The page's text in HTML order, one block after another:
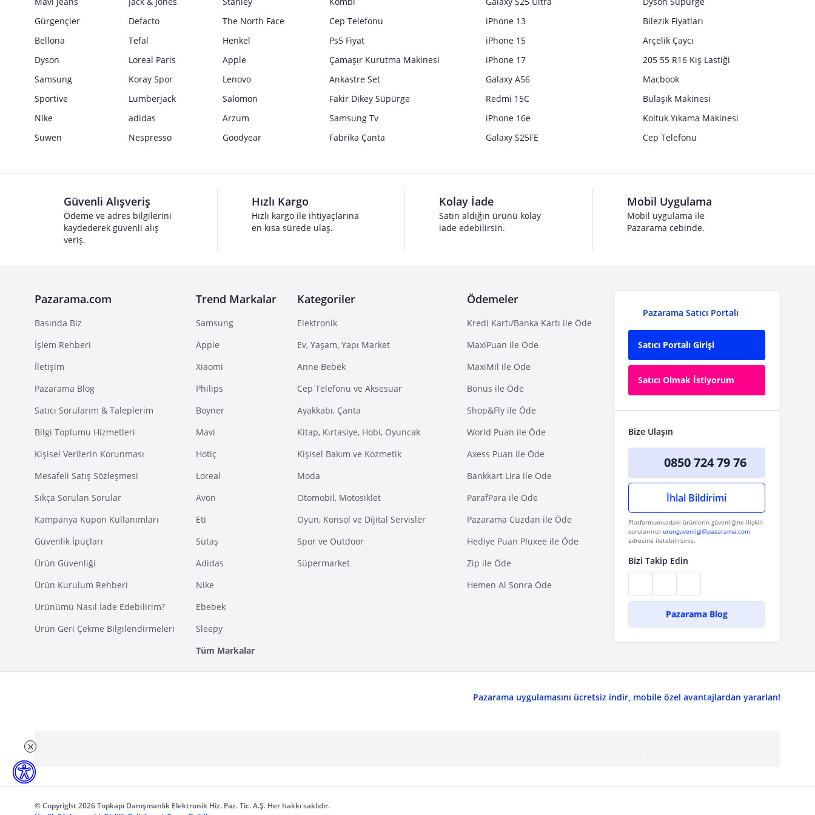
Gürgençler
Defacto
The North Face
Bellona
Tefal
Henkel
Dyson
Loreal Paris
Apple
Samsung
Koray Spor
Lenovo
Sportive
Lumberjack
Salomon
Nike
adidas
Arzum
Suwen
Nespresso Goodyear
Cep Telefonu
Ps5 Fiyat
Çamaşır Kurutma Makinesi
Ankastre Set
Fakir Dikey Süpürge
Samsung Tv
Fabrika Çanta
iPhone 13
iPhone 15
iPhone 17
Galaxy A56
Redmi 15C
iPhone 16e
Galaxy S25FE
Bilezik Fiyatları
Arçelik Çaycı
205 55 R16 Kış Lastiği
Macbook
Bulaşık Makinesi
Koltuk Yıkama Makinesi
Cep Telefonu
Güvenli Alışveriş
Ödeme ve adres bilgilerini
kaydederek güvenli alış
veriş.
Hızlı Kargo
Hızlı kargo ile ihtiyaçlarına
en kısa sürede ulaş.
Kolay İade
Satın aldığın ürünü kolay
iade edebilirsin.
Mobil Uygulama
Mobil uygulama ile
Pazarama cebinde.
Pazarama.com
Basında Biz
İşlem Rehberi
İletişim
Pazarama Blog
Satıcı Sorularım & Taleplerim
Bilgi Toplumu Hizmetleri
Kişisel Verilerin Korunması
Mesafeli Satış Sözleşmesi
Sıkça Sorulan Sorular
Kampanya Kupon Kullanımları
Güvenlik İpuçları
Ürün Güvenliği
Ürün Kurulum Rehberi
Ürünümü Nasıl İade Edebilirim?
Ürün Geri Çekme Bilgilendirmeleri
Trend Markalar
Samsung
Apple
Xiaomi
Philips
Boyner
Mavi
Hotiç
Loreal
Avon
Eti
Sütaş
Adidas
Nike
Ebebek
Sleepy
Tüm Markalar
Kategoriler
Elektronik
Ev, Yaşam, Yapı Market
Anne Bebek
Cep Telefonu ve Aksesuar
Ayakkabı, Çanta
Kitap, Kırtasiye, Hobi, Oyuncak
Kişisel Bakım ve Kozmetik
Moda
Otomobil, Motosiklet
Oyun, Konsol ve Dijital Servisler
Spor ve Outdoor
Süpermarket
Ödemeler
Kredi Kartı/Banka Kartı ile Öde
MaxiPuan ile Öde
MaxiMil ile Öde
Bonus ile Öde
Shop&Fly ile Öde
World Puan ile Öde
Axess Puan ile Öde
Bankkart Lira ile Öde
ParafPara ile Öde
Pazarama Cüzdan ile Öde
Hediye Puan Pluxee ile Öde
Zip ile Öde
Hemen Al Sonra Öde
Pazarama Satıcı Portalı
Satıcı Portalı Girişi
Satıcı Olmak İstiyorum
Bize Ulaşın
0850 724 79 76
İhlal Bildirimi
Platformumuzdaki ürünlerin güvenliğine ilişkin
sorularınızı urunguvenligi@pazarama.com
adresine iletebilirsiniz.
Bizi Takip Edin
Pazarama Blog
Pazarama uygulamasını ücretsiz indir, mobile özel avantajlardan yararlan!
© Copyright 2026 Topkapı Danışmanlık Elektronik Hiz. Paz. Tic. A.Ş. Her hakkı saklıdır.